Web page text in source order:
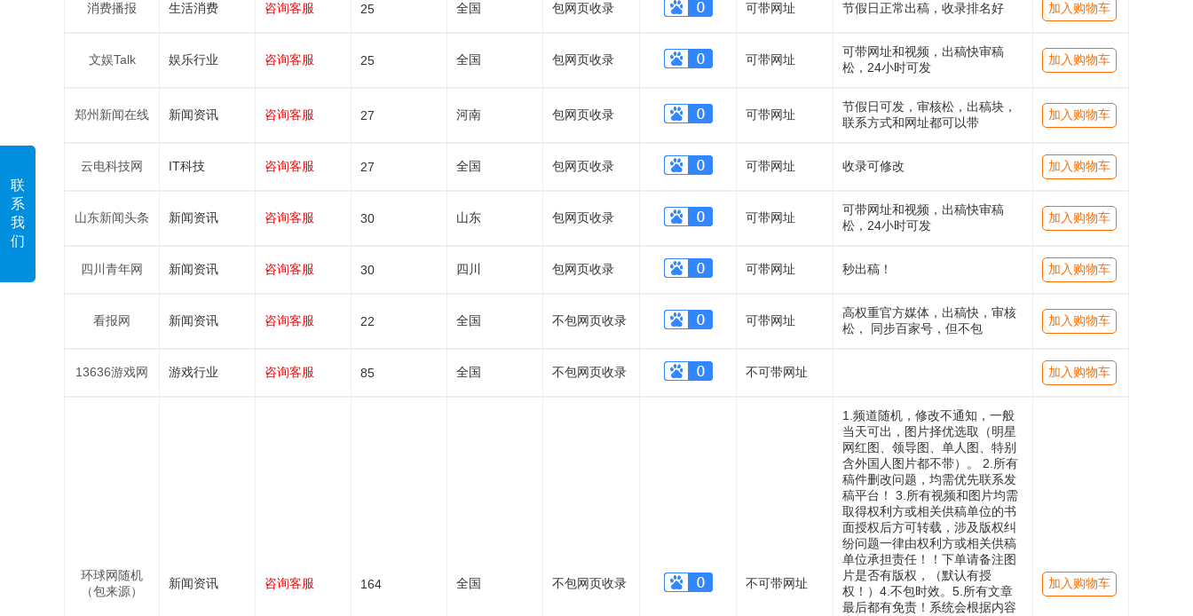
联
系
我
们
消费播报 生活消费 咨询客服 25 全国 包网页收录 可带网址 节假日正常出稿，收录排名好 加入购物车
文娱Talk 娱乐行业 咨询客服 25 全国 包网页收录 可带网址
可带网址和视频，出稿快审稿
松，24小时可发
加入购物车
郑州新闻在线 新闻资讯 咨询客服 27 河南 包网页收录 可带网址
节假日可发，审核松，出稿块，
联系方式和网址都可以带
加入购物车
云电科技网 IT科技 咨询客服 27 全国 包网页收录 可带网址 收录可修改 加入购物车
山东新闻头条 新闻资讯 咨询客服 30 山东 包网页收录 可带网址
可带网址和视频，出稿快审稿
松，24小时可发
加入购物车
四川青年网 新闻资讯 咨询客服 30 四川 包网页收录 可带网址 秒出稿！ 加入购物车
看报网 新闻资讯 咨询客服 22 全国 不包网页收录 可带网址
高权重官方媒体，出稿快，审核
松， 同步百家号，但不包
加入购物车
13636游戏网 游戏行业 咨询客服 85 全国 不包网页收录 不可带网址 加入购物车
环球网随机
（包来源）
新闻资讯 咨询客服 164 全国 不包网页收录 不可带网址
1.频道随机，修改不通知，一般
当天可出，图片择优选取（明星
网红图、领导图、单人图、特别
含外国人图片都不带）。 2.所有
稿件删改问题，均需优先联系发
稿平台！ 3.所有视频和图片均需
取得权利方或相关供稿单位的书
面授权后方可转载，涉及版权纠
纷问题一律由权利方或相关供稿
单位承担责任！！下单请备注图
片是否有版权，（默认有授
权！）4.不包时效。5.所有文章
最后都有免责！系统会根据内容
加入购物车